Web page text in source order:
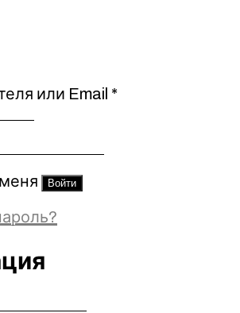
или Email *Обязательно
Войти